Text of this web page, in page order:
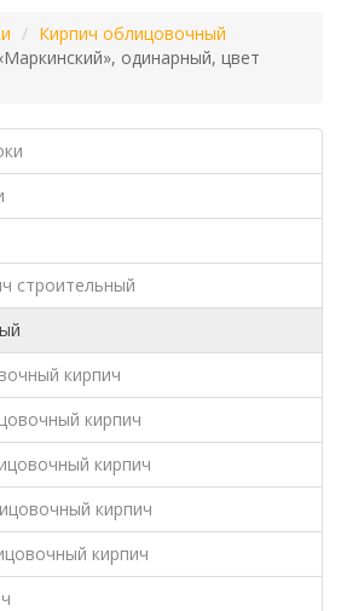
Кирпич облицовочный
одинарный, цвет
строительный
кирпич
кирпич
кирпич
кирпич
кирпич